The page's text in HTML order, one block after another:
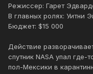
Режиссер: Гарет
В главных ролях: Уитни
Бюджет: $15 000
Действие
спутник NASA упал
пол-Мексики в